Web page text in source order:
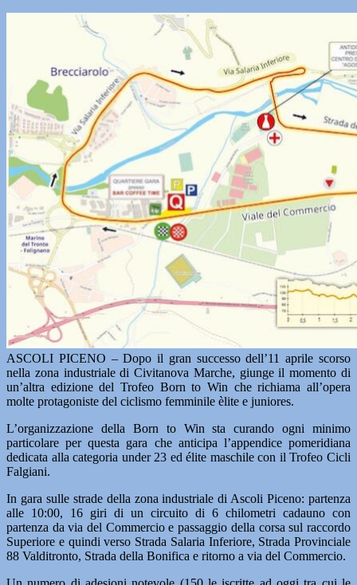
ASCOLI PICENO – Dopo il gran successo dell’11 aprile scorso
nella zona industriale di Civitanova Marche, giunge il momento di
un’altra edizione del Trofeo Born to Win che richiama all’opera
molte protagoniste del ciclismo femminile èlite e juniores.
L’organizzazione della Born to Win sta curando ogni minimo
particolare per questa gara che anticipa l’appendice pomeridiana
dedicata alla categoria under 23 ed élite maschile con il Trofeo Cicli
Falgiani.
In gara sulle strade della zona industriale di Ascoli Piceno: partenza
alle 10:00, 16 giri di un circuito di 6 chilometri cadauno con
partenza da via del Commercio e passaggio della corsa sul raccordo
Superiore e quindi verso Strada Salaria Inferiore, Strada Provinciale
88 Valditronto, Strada della Bonifica e ritorno a via del Commercio.